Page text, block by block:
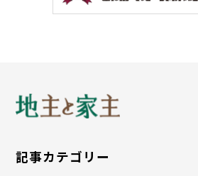
記事カテゴリー